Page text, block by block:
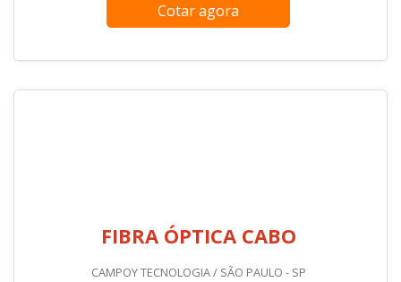
Cotar agora
FIBRA ÓPTICA CABO
CAMPOY TECNOLOGIA / SÃO PAULO - SP